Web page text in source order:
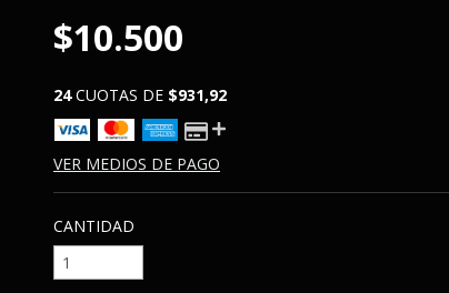
$10.500
24 CUOTAS DE $931,92
VER MEDIOS DE PAGO
CANTIDAD